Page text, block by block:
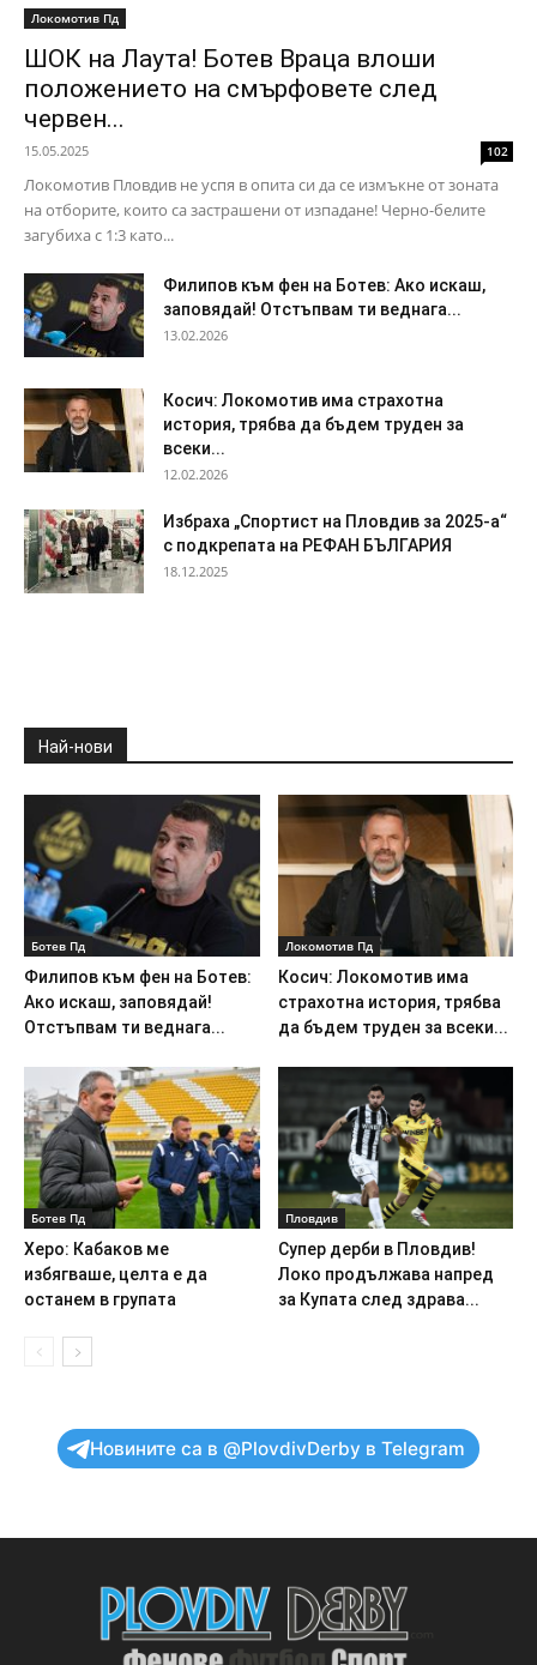
Локомотив Пд
ШОК на Лаута! Ботев Враца влоши
положението на смърфовете след
червен...
15.05.2025 102
Локомотив Пловдив не успя в опита си да се измъкне от зоната
на отборите, които са застрашени от изпадане! Черно-белите
загубиха с 1:3 като...
Филипов към фен на Ботев: Ако искаш,
заповядай! Отстъпвам ти веднага...
13.02.2026
Косич: Локомотив има страхотна
история, трябва да бъдем труден за
всеки...
12.02.2026
Избраха „Спортист на Пловдив за 2025-а“
с подкрепата на РЕФАН БЪЛГАРИЯ
18.12.2025
Най-нови
Ботев Пд
Филипов към фен на Ботев:
Ако искаш, заповядай!
Отстъпвам ти веднага...
Локомотив Пд
Косич: Локомотив има
страхотна история, трябва
да бъдем труден за всеки...
Ботев Пд
Херо: Кабаков ме
избягваше, целта е да
останем в групата
Пловдив
Супер дерби в Пловдив!
Локо продължава напред
за Купата след здрава...
Новините са в @PlovdivDerby в Telegram